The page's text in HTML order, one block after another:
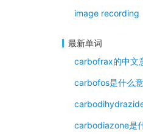
image recording
最新单词
carbofrax的中文
carbofos是什么
carbodiazone是